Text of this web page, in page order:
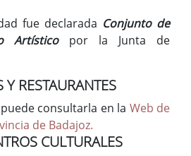
fue declarada Conjunto de
Artísticopor la Junta de
RESTAURANTES
consultarla en la Web de
de Badajoz.
CULTURALES